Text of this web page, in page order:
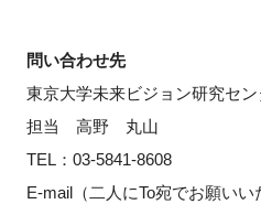
問い合わせ先
東京大学未来ビジョン研究セン
担当 高野 丸山
TEL：03-5841-8608
E-mail（二人にTo宛でお願い